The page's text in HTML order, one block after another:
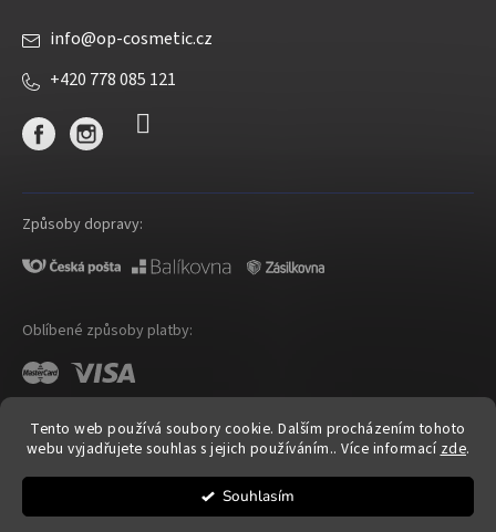
Tento web používá soubory cookie. Dalším procházením tohoto
webu vyjadřujete souhlas s jejich používáním.. Více informací zde.
Souhlasím
info@op-cosmetic.cz
+420 778 085 121
Způsoby dopravy:
Oblíbené způsoby platby:
Shoptet |mime digital
OP Cosmetic. Všechna práva vyhrazena.